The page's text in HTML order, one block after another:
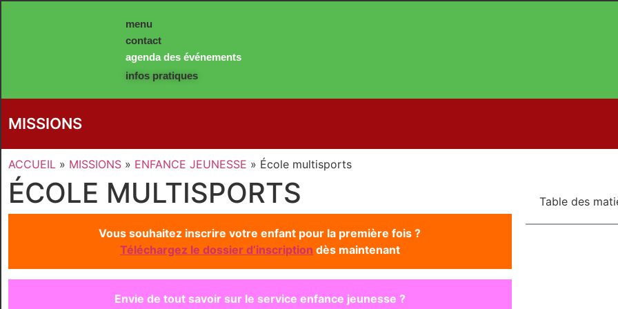
menu
contact
agenda des événements
infos pratiques
MISSIONS
ACCUEIL » MISSIONS » ENFANCE JEUNESSE » École multisports
ÉCOLE MULTISPORTS
Vous souhaitez inscrire votre enfant pour la première fois ?
Téléchargez le dossier d’inscription dès maintenant
Envie de tout savoir sur le service enfance jeunesse ?
Table des